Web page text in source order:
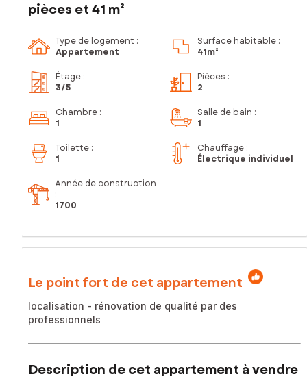
pièces et 41 m²
Type de logement :
Appartement
Surface habitable :
41m²
Étage :
3/5
Pièces :
2
Chambre :
1
Salle de bain :
1
Toilette :
1
Chauffage :
Électrique individuel
Année de construction
:
1700
Le point fort de cet appartement
localisation - rénovation de qualité par des
professionnels
Description de cet appartement à vendre